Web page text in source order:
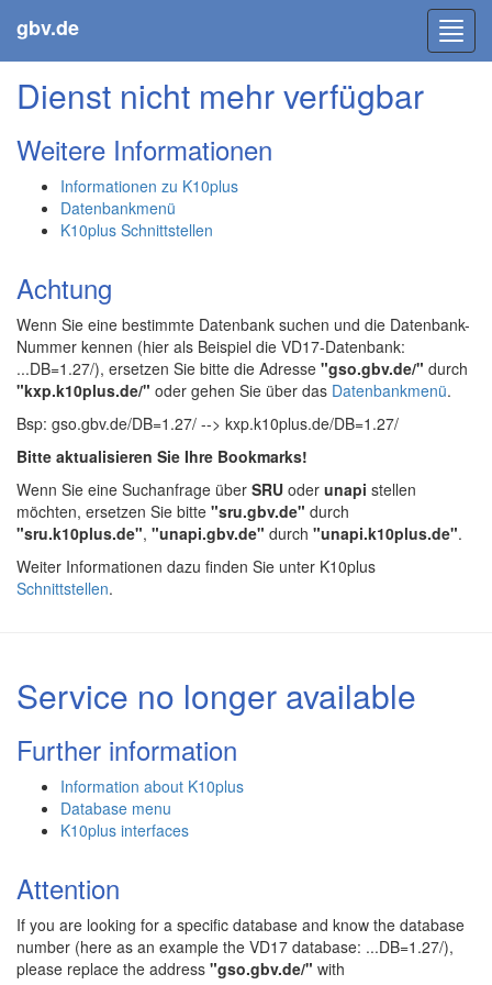
gbv.de
Dienst nicht mehr verfügbar
Weitere Informationen
Informationen zu K10plus
Datenbankmenü
K10plus Schnittstellen
Achtung
Wenn Sie eine bestimmte Datenbank suchen und die Datenbank-
Nummer kennen (hier als Beispiel die VD17-Datenbank:
...DB=1.27/), ersetzen Sie bitte die Adresse "gso.gbv.de/" durch
"kxp.k10plus.de/" oder gehen Sie über das Datenbankmenü.
Bsp: gso.gbv.de/DB=1.27/ --> kxp.k10plus.de/DB=1.27/
Bitte aktualisieren Sie Ihre Bookmarks!
Wenn Sie eine Suchanfrage über SRU oder unapi stellen
möchten, ersetzen Sie bitte "sru.gbv.de" durch
"sru.k10plus.de", "unapi.gbv.de" durch "unapi.k10plus.de".
Weiter Informationen dazu finden Sie unter K10plus
Schnittstellen.
Service no longer available
Further information
Information about K10plus
Database menu
K10plus interfaces
Attention
If you are looking for a specific database and know the database
number (here as an example the VD17 database: ...DB=1.27/),
please replace the address "gso.gbv.de/" with